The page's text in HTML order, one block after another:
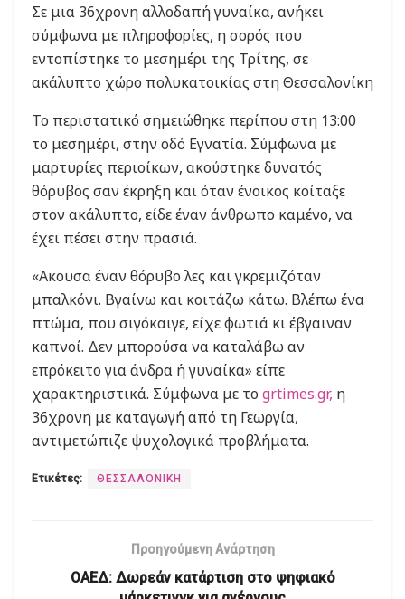
Σε μια 36χρονη αλλοδαπή γυναίκα, ανήκει
σύμφωνα με πληροφορίες, η σορός που
εντοπίστηκε το μεσημέρι της Τρίτης, σε
ακάλυπτο χώρο πολυκατοικίας στη Θεσσαλονίκη
Το περιστατικό σημειώθηκε περίπου στη 13:00
το μεσημέρι, στην οδό Εγνατία. Σύμφωνα με
μαρτυρίες περιοίκων, ακούστηκε δυνατός
θόρυβος σαν έκρηξη και όταν ένοικος κοίταξε
στον ακάλυπτο, είδε έναν άνθρωπο καμένο, να
έχει πέσει στην πρασιά.
«Ακουσα έναν θόρυβο λες και γκρεμιζόταν
μπαλκόνι. Βγαίνω και κοιτάζω κάτω. Βλέπω ένα
πτώμα, που σιγόκαιγε, είχε φωτιά κι έβγαιναν
καπνοί. Δεν μπορούσα να καταλάβω αν
επρόκειτο για άνδρα ή γυναίκα» είπε
χαρακτηριστικά. Σύμφωνα με το grtimes.gr, η
36χρονη με καταγωγή από τη Γεωργία,
αντιμετώπιζε ψυχολογικά προβλήματα.
Ετικέτες: ΘΕΣΣΑΛΟΝΙΚΗ
Προηγούμενη Ανάρτηση
ΟΑΕΔ: Δωρεάν κατάρτιση στο ψηφιακό